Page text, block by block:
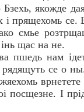
якожде
i прящехомь
смье
щас на не.
пшедь нам
се о
посщезне. I